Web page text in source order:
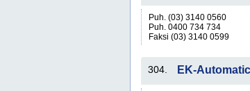
Puh. (03) 3140 0560
Puh. 0400 734 734
Faksi (03) 3140 0599
304. EK-Automatic